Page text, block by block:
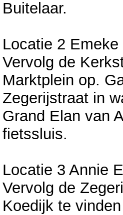
Buitelaar.
Locatie 2
Vervolg de
Marktplein op.
Zegerijstraat in
Grand Elan van
fietssluis.
Locatie 3 Annie
Vervolg de
Koedijk te